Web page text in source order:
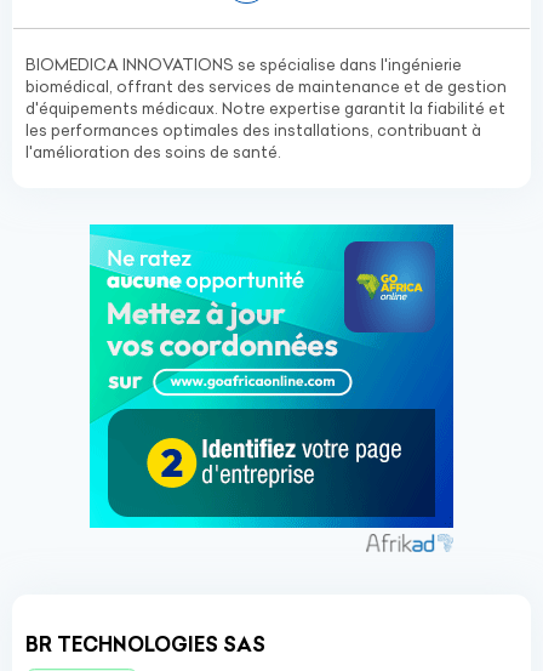
BIOMEDICA INNOVATIONS se spécialise dans l'ingénierie
biomédical, offrant des services de maintenance et de gestion
d'équipements médicaux. Notre expertise garantit la fiabilité et
les performances optimales des installations, contribuant à
l'amélioration des soins de santé.
BR TECHNOLOGIES SAS